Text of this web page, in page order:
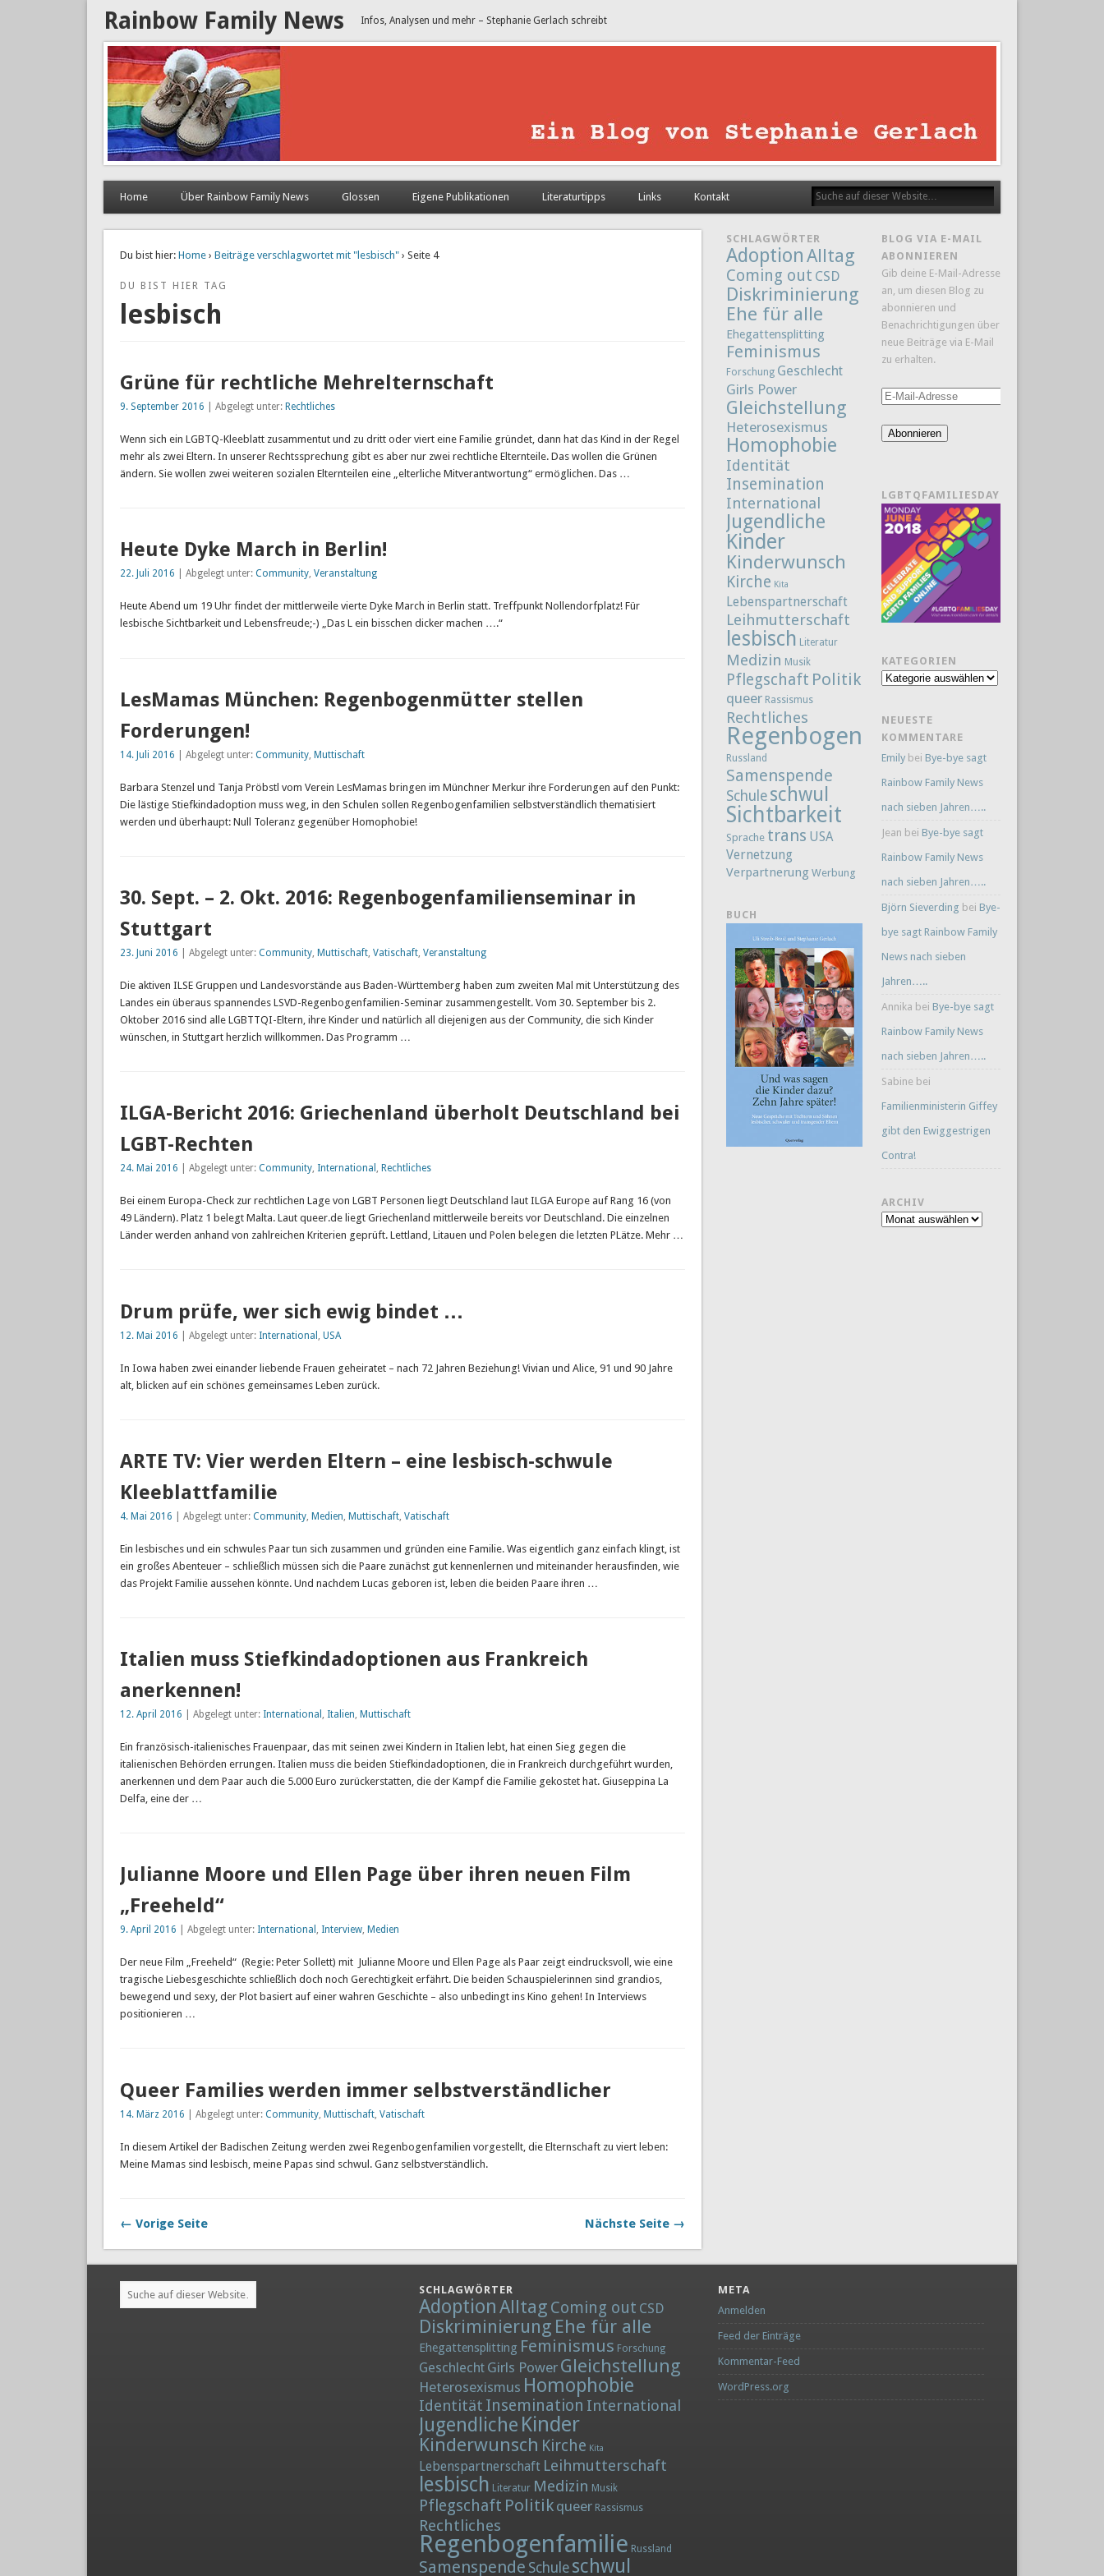
Rainbow Family News Infos, Analysen und mehr – Stephanie Gerlach schreibt
Home Über Rainbow Family News Glossen Eigene Publikationen Literaturtipps Links Kontakt
Du bist hier: Home› Beiträge verschlagwortet mit "lesbisch"› Seite 4
DU BIST HIER TAG
lesbisch
Grüne für rechtliche Mehrelternschaft
9. September 2016 | Abgelegt unter: Rechtliches
Wenn sich ein LGBTQ-Kleeblatt zusammentut und zu dritt oder viert eine Familie gründet, dann hat das Kind in der Regel
mehr als zwei Eltern. In unserer Rechtssprechung gibt es aber nur zwei rechtliche Elternteile. Das wollen die Grünen
ändern. Sie wollen zwei weiteren sozialen Elternteilen eine „elterliche Mitverantwortung“ ermöglichen. Das …
Heute Dyke March in Berlin!
22. Juli 2016 | Abgelegt unter: Community, Veranstaltung
Heute Abend um 19 Uhr findet der mittlerweile vierte Dyke March in Berlin statt. Treffpunkt Nollendorfplatz! Für
lesbische Sichtbarkeit und Lebensfreude;-) „Das L ein bisschen dicker machen ….“
LesMamas München: Regenbogenmütter stellen
Forderungen!
14. Juli 2016 | Abgelegt unter: Community, Muttischaft
Barbara Stenzel und Tanja Pröbstl vom Verein LesMamas bringen im Münchner Merkur ihre Forderungen auf den Punkt:
Die lästige Stiefkindadoption muss weg, in den Schulen sollen Regenbogenfamilien selbstverständlich thematisiert
werden und überhaupt: Null Toleranz gegenüber Homophobie!
30. Sept. – 2. Okt. 2016: Regenbogenfamilienseminar in
Stuttgart
23. Juni 2016 | Abgelegt unter: Community, Muttischaft, Vatischaft, Veranstaltung
Die aktiven ILSE Gruppen und Landesvorstände aus Baden-Württemberg haben zum zweiten Mal mit Unterstützung des
Landes ein überaus spannendes LSVD-Regenbogenfamilien-Seminar zusammengestellt. Vom 30. September bis 2.
Oktober 2016 sind alle LGBTTQI-Eltern, ihre Kinder und natürlich all diejenigen aus der Community, die sich Kinder
wünschen, in Stuttgart herzlich willkommen. Das Programm …
ILGA-Bericht 2016: Griechenland überholt Deutschland bei
LGBT-Rechten
24. Mai 2016 | Abgelegt unter: Community, International , Rechtliches
Bei einem Europa-Check zur rechtlichen Lage von LGBT Personen liegt Deutschland laut ILGA Europe auf Rang 16 (von
49 Ländern). Platz 1 belegt Malta. Laut queer.de liegt Griechenland mittlerweile bereits vor Deutschland. Die einzelnen
Länder werden anhand von zahlreichen Kriterien geprüft. Lettland, Litauen und Polen belegen die letzten PLätze. Mehr …
Drum prüfe, wer sich ewig bindet …
12. Mai 2016 | Abgelegt unter: International USA
In Iowa haben zwei einander liebende Frauen geheiratet – nach 72 Jahren Beziehung! Vivian und Alice, 91 und 90 Jahre
alt, blicken auf ein schönes gemeinsames Leben zurück.
ARTE TV: Vier werden Eltern – eine lesbisch-schwule
Kleeblattfamilie
4. Mai 2016 | Abgelegt unter: Community, Medien Muttischaft, Vatischaft
Ein lesbisches und ein schwules Paar tun sich zusammen und gründen eine Familie. Was eigentlich ganz einfach klingt, ist
ein großes Abenteuer – schließlich müssen sich die Paare zunächst gut kennenlernen und miteinander herausfinden, wie
das Projekt Familie aussehen könnte. Und nachdem Lucas geboren ist, leben die beiden Paare ihren …
Italien muss Stiefkindadoptionen aus Frankreich
anerkennen!
12. April 2016 | Abgelegt unter: International , Italien, Muttischaft
Ein französisch-italienisches Frauenpaar, das mit seinen zwei Kindern in Italien lebt, hat einen Sieg gegen die
italienischen Behörden errungen. Italien muss die beiden Stiefkindadoptionen, die in Frankreich durchgeführt wurden,
anerkennen und dem Paar auch die 5.000 Euro zurückerstatten, die der Kampf die Familie gekostet hat. Giuseppina La
Delfa, eine der …
Julianne Moore und Ellen Page über ihren neuen Film
„Freeheld“
9. April 2016 | Abgelegt unter: International , Interview, Medien
Der neue Film „Freeheld“ (Regie: Peter Sollett) mit Julianne Moore und Ellen Page als Paar zeigt eindrucksvoll, wie eine
tragische Liebesgeschichte schließlich doch noch Gerechtigkeit erfährt. Die beiden Schauspielerinnen sind grandios,
bewegend und sexy, der Plot basiert auf einer wahren Geschichte – also unbedingt ins Kino gehen! In Interviews
positionieren …
Queer Families werden immer selbstverständlicher
14. März 2016 | Abgelegt unter: Community, Muttischaft, Vatischaft
In diesem Artikel der Badischen Zeitung werden zwei Regenbogenfamilien vorgestellt, die Elternschaft zu viert leben:
Meine Mamas sind lesbisch, meine Papas sind schwul. Ganz selbstverständlich.
← Vorige Seite Nächste Seite →
SCHLAGWÖRTER
AdoptionAlltag
Coming out CSD
Diskriminierung
Ehe für alle
Ehegattensplitting
Feminismus
Forschung Geschlecht
Girls Power
Gleichstellung
Heterosexismus
Homophobie
Identität
Insemination
International
Jugendliche
Kinder
Kinderwunsch
Kirche Kita
Lebenspartnerschaft
Leihmutterschaft
lesbisch Literatur
Medizin Musik
Pflegschaft Politik
queer Rassismus
Rechtliches
Regenbogenfamilie
Russland
Samenspende
Schule schwul
Sichtbarkeit
Sprache trans USA
Vernetzung
Verpartnerung Werbung
BUCH
BLOG VIA E-MAIL
ABONNIEREN
Gib deine E-Mail-Adresse
an, um diesen Blog zu
abonnieren und
Benachrichtigungen über
neue Beiträge via E-Mail
zu erhalten.
E-
Adresse
Abonnieren
LGBTQFAMILIESDAY
KATEGORIEN
Kategorien
NEUESTE
KOMMENTARE
Emilybei Bye-bye sagt
Rainbow Family News
nach sieben Jahren…..
Jean bei Bye-bye sagt
Rainbow Family News
nach sieben Jahren…..
Björn Sieverding bei Bye-
bye sagt Rainbow Family
News nach sieben
Jahren…..
Annika bei Bye-bye sagt
Rainbow Family News
nach sieben Jahren…..
Sabine bei
Familienministerin Giffey
gibt den Ewiggestrigen
Contra!
ARCHIV
Archiv
SCHLAGWÖRTER
AdoptionAlltag Coming out CSD
Diskriminierung Ehe für alle
Ehegattensplitting Feminismus Forschung
Geschlecht Girls Power Gleichstellung
Heterosexismus Homophobie
Identität Insemination International
Jugendliche Kinder
Kinderwunsch Kirche Kita
Lebenspartnerschaft Leihmutterschaft
lesbisch Literatur Medizin Musik
Pflegschaft Politik queer Rassismus
Rechtliches
Regenbogenfamilie Russland
Samenspende Schule schwul
META
Anmelden
Feed der Einträge
Kommentar-Feed
WordPress.org